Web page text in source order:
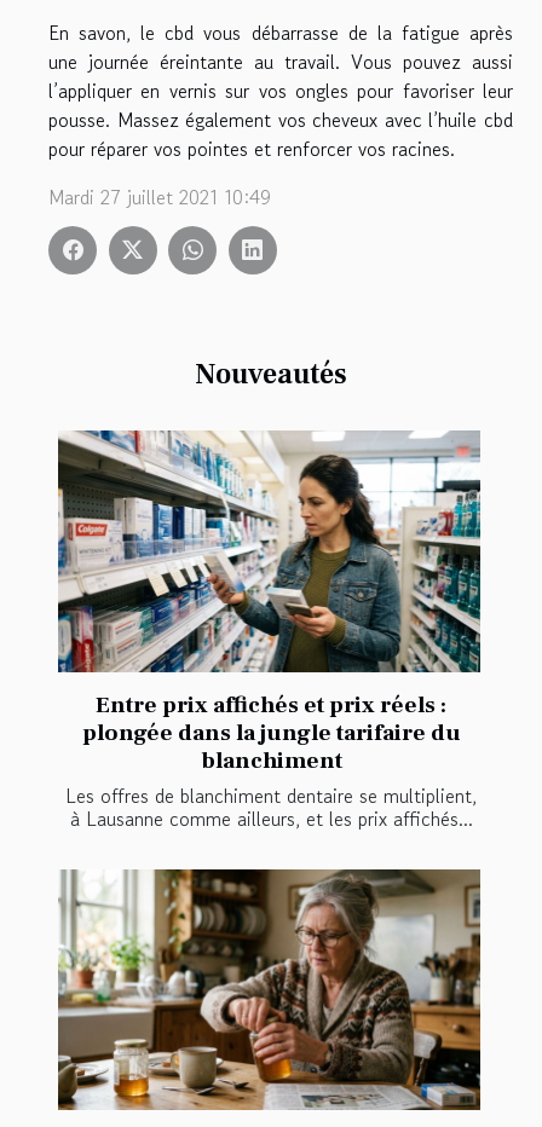
Nouveautés
Entre prix affichés et prix réels :
plongée dans la jungle tarifaire du
blanchiment
Les offres de blanchiment dentaire se multiplient,
à Lausanne comme ailleurs, et les prix affichés...
En savon, le cbd vous débarrasse de la fatigue après
une journée éreintante au travail. Vous pouvez aussi
l’appliquer en vernis sur vos ongles pour favoriser leur
pousse. Massez également vos cheveux avec l’huile cbd
pour réparer vos pointes et renforcer vos racines.
Mardi 27 juillet 2021 10:49